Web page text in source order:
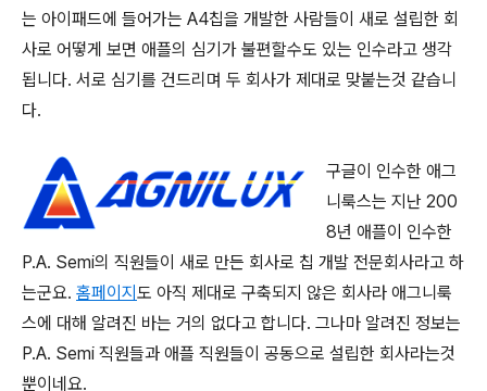
는 아이패드에 들어가는 A4칩을 개발한 사람들이 새로 설립한 회
사로 어떻게 보면 애플의 심기가 불편할수도 있는 인수라고 생각
됩니다. 서로 심기를 건드리며 두 회사가 제대로 맞붙는것 같습니
다.
구글이 인수한 애그
니룩스는 지난 200
8년 애플이 인수한
P.A. Semi의 직원들이 새로 만든 회사로 칩 개발 전문회사라고 하
는군요. 홈페이지도 아직 제대로 구축되지 않은 회사라 애그니룩
스에 대해 알려진 바는 거의 없다고 합니다. 그나마 알려진 정보는
P.A. Semi 직원들과 애플 직원들이 공동으로 설립한 회사라는것
뿐이네요.